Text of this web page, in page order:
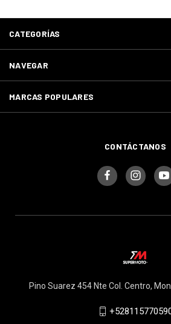
CATEGORÍAS
NAVEGAR
MARCAS POPULARES
CONTÁCTANOS
Pino Suarez 454 Nte Col. Centro,